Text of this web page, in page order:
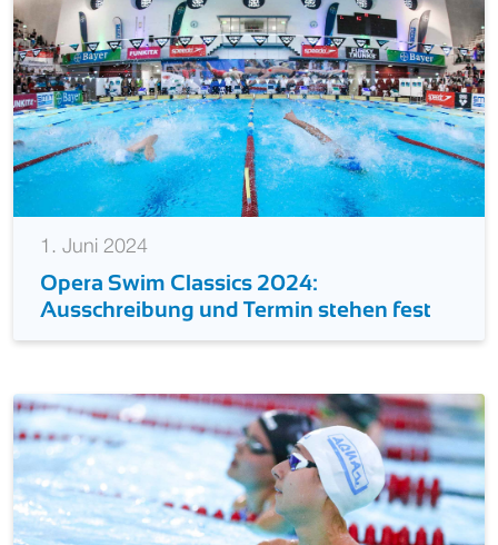
1. Juni 2024
Opera Swim Classics 2024:
Ausschreibung und Termin stehen fest